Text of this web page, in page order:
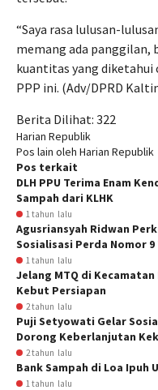
“Saya rasa lulusan-
memang ada panggilan,
kuantitas yang diketahui
PPP ini. (Adv/DPRD
Berita Dilihat: 322
Harian Republik
Pos lain oleh Harian Republik
Pos terkait
DLH PPU Terima Enam
Sampah dari KLHK
1 tahun lalu
Agusriansyah Ridwan
Sosialisasi Perda Nomor 9
1 tahun lalu
Jelang MTQ di
Kebut Persiapan
2 tahun lalu
Puji Setyowati Gelar
Dorong Keberlanjutan
2 tahun lalu
Bank Sampah di Loa Ipuh
1 tahun lalu